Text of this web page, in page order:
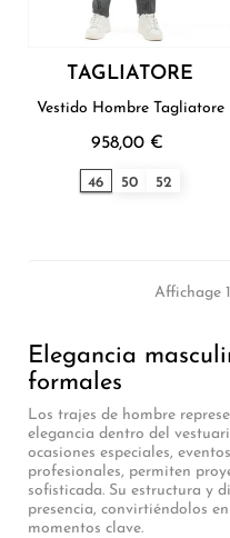
TAGLIATORE
Vestido Hombre Tagliatore
958,00 €
46 50 52
Affichage
Elegancia
formales
Los trajes de hombre
elegancia dentro del
ocasiones especiales,
profesionales, permiten
sofisticada. Su estructura y
presencia, convirtiéndolos
momentos clave.